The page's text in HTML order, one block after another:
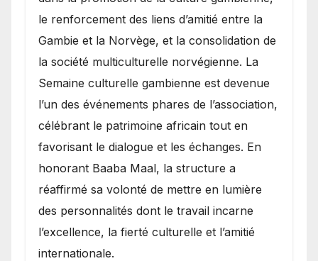
le renforcement des liens d’amitié entre la
Gambie et la Norvège, et la consolidation de
la société multiculturelle norvégienne. La
Semaine culturelle gambienne est devenue
l’un des événements phares de l’association,
célébrant le patrimoine africain tout en
favorisant le dialogue et les échanges. En
honorant Baaba Maal, la structure a
réaffirmé sa volonté de mettre en lumière
des personnalités dont le travail incarne
l’excellence, la fierté culturelle et l’amitié
internationale.